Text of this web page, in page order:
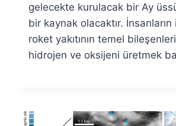
gelecekte kurulacak bir Ay
bir kaynak olacaktır. İnsanların
roket yakıtının temel
hidrojen ve oksijeni üretmek